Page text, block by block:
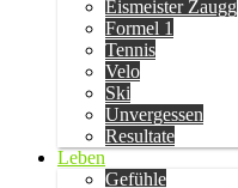
Eismeister Zaugg
Formel 1
Tennis
Velo
Ski
Unvergessen
Resultate
Leben
Gefühle